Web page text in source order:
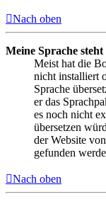
Nach oben
Meine Sprache
Meist hat die
nicht installiert
Sprache
er das
es noch nicht
übersetzen
der Website von
gefunden
Nach oben